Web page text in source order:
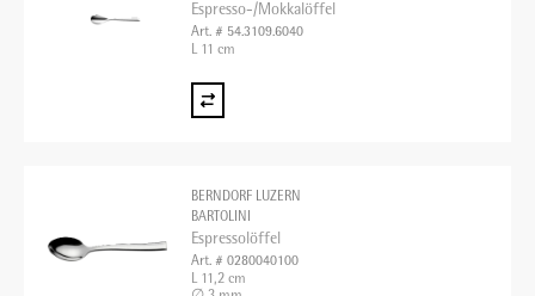
Espresso-/Mokkalöffel
Art. # 54.3109.6040
L 11 cm
BERNDORF LUZERN
BARTOLINI
Espressolöffel
Art. # 0280040100
L 11,2 cm